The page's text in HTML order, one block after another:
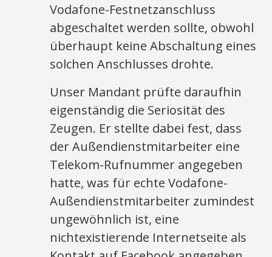
Vodafone-Festnetzanschluss
abgeschaltet werden sollte, obwohl
überhaupt keine Abschaltung eines
solchen Anschlusses drohte.
Unser Mandant prüfte daraufhin
eigenständig die Seriosität des
Zeugen. Er stellte dabei fest, dass
der Außendienstmitarbeiter eine
Telekom-Rufnummer angegeben
hatte, was für echte Vodafone-
Außendienstmitarbeiter zumindest
ungewöhnlich ist, eine
nichtexistierende Internetseite als